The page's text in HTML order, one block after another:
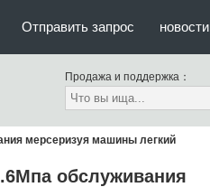
Отправить запрос новости
Продажа и поддержка：
мерсеризуя машины легкий
обслуживания